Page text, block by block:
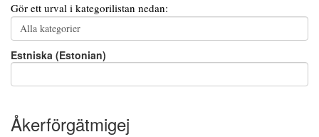
Gör ett urval i kategorilistan nedan:
Estniska (Estonian)
Åkerförgätmigej